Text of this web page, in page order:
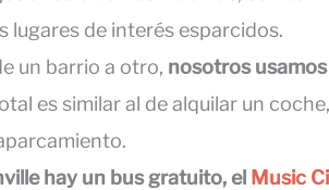
lugares de interés esparcidos.
un barrio a otro, nosotros
es similar al de alquilar un
hay un bus gratuito, el Music